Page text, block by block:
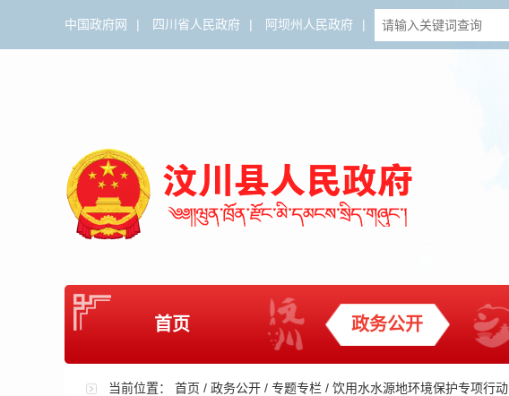
中国政府网 | 四川省人民政府 | 阿坝州人民政府 |
首页 政务公开
当前位置： 首页 / 政务公开 / 专题专栏 / 饮用水水源地环境保护专项行动